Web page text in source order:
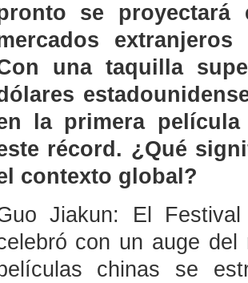
se
una taquilla
la primera
récord. ¿Qué
contexto global?
Jiakun: El
con un auge del
chinas se